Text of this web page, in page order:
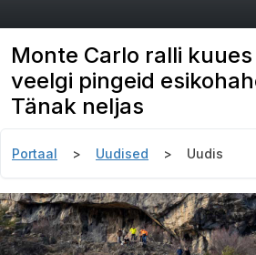
Monte Carlo ralli
veelgi pingeid
Tänak neljas
Portaal Uudised Uudis